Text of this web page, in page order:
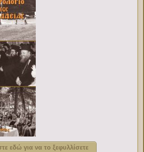
εδώ για να το ξεφυλλίσετε